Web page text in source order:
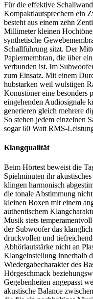
Für die effektive
Kompaktlautsprechern ein
besteht aus einem zehn
Millimeter kleinen
synthetische
Schallführung sitzt. Der
Papiermembran, die über
verbunden ist. Im
zum Einsatz. Mit einem
hubstarken weil wulstigen
Konustöner eine besonders
eingehenden Audiosignale
generieren gleich mehrere
So stehen jedem einzelnen
sogar 60 Watt RMS-
Klangqualität
Beim Hörtest beweist die
Spielminuten ihr
klingen harmonisch
die tonale Abstimmung
kleinen Boxen mit einem
authentischem
Musik stets
der Subwoofer das
druckvollen und
Abhörlautstärke nicht an
Klangeinstellung innerhalb
Wiedergabecharakter des
Hörgeschmack
Gegebenheiten angepasst
akustische Balance